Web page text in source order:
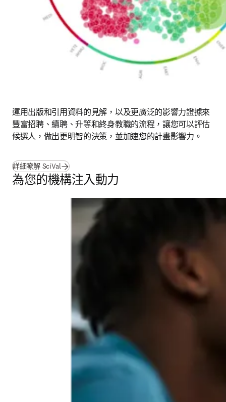
運用出版和引用資料的見解，以及更廣泛的影響力證據來
豐富招聘、續聘、升等和終身教職的流程，讓您可以評估
候選人，做出更明智的決策，並加速您的計畫影響力。
詳細瞭解 SciVal
為您的機構注入動力